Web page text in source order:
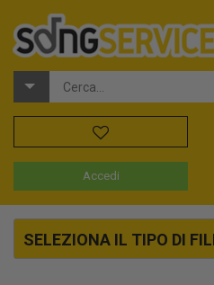
Accedi
SELEZIONA IL TIPO DI